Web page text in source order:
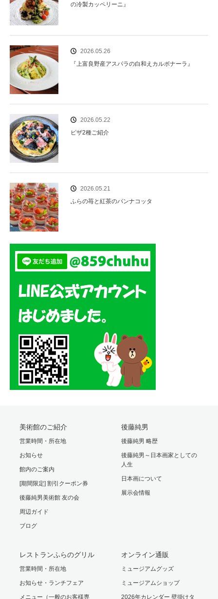
の冷製カッペリーニ』
2026.05.26
『上富良野産アスパラの白和えカルボナーラ』
2026.05.22
ピザ2種ご紹介
2026.05.21
ふらの苺と紅茶のパンナコッタ
美術館のご紹介
営業時間・所在地
お知らせ
館内のご案内
[期間限定] 割引クーポン券
後藤純男美術館 友の会
周辺ガイド
ブログ
後藤純男
後藤純男 略歴
後藤純男～日本画家としての
人生
日本画について
展示会情報
レストランふらのグリル
営業時間・所在地
お知らせ・ランチフェア
メニュー（一般のお客様専
オンライン通販
ミュージアムグッズ
ミュージアムショップ
2026年カレンダー 壁掛けタ